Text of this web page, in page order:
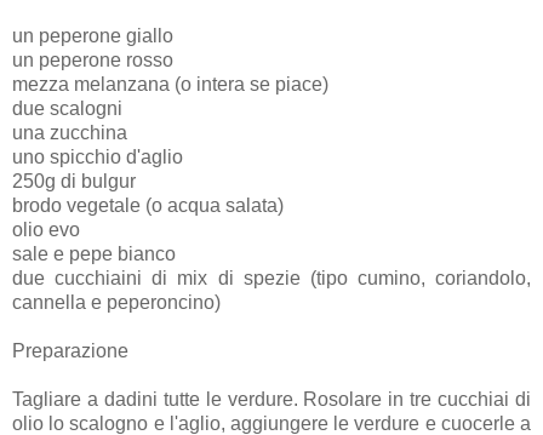
un peperone giallo
un peperone rosso
mezza melanzana (o intera se piace)
due scalogni
una zucchina
uno spicchio d'aglio
250g di bulgur
brodo vegetale (o acqua salata)
olio evo
sale e pepe bianco
due cucchiaini di mix di spezie (tipo cumino, coriandolo,
cannella e peperoncino)
Preparazione
Tagliare a dadini tutte le verdure. Rosolare in tre cucchiai di
olio lo scalogno e l'aglio, aggiungere le verdure e cuocerle a